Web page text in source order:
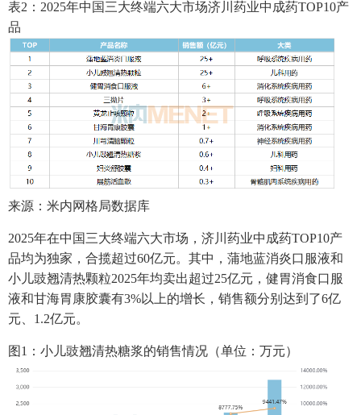
表2：2025年中国三大终端六大市场济川药业中成药TOP10产
品
来源：米内网格局数据库
2025年在中国三大终端六大市场，济川药业中成药TOP10产
品均为独家，合揽超过60亿元。其中，蒲地蓝消炎口服液和
小儿豉翘清热颗粒2025年均卖出超过25亿元，健胃消食口服
液和甘海胃康胶囊有3%以上的增长，销售额分别达到了6亿
元、1.2亿元。
图1：小儿豉翘清热糖浆的销售情况（单位：万元）